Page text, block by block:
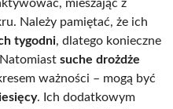
mieszając z
Należy pamiętać, że ich
tygodni, dlatego konieczne
suche drożdże
ważności – mogą być
. Ich dodatkowym